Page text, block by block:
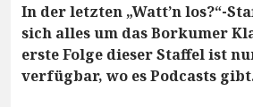
In der letzten „Watt’n los?“-
sich alles um das Borkumer
erste Folge dieser Staffel ist
verfügbar, wo es Podcasts